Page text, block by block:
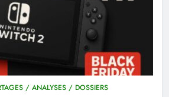
/ ANALYSES / DOSSIERS